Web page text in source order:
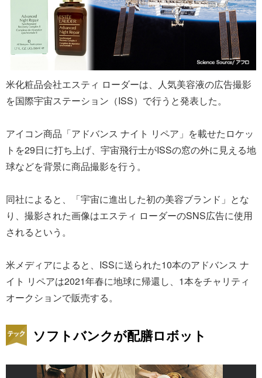
米化粧品会社エスティ ローダーは、人気美容液の広告撮影
を国際宇宙ステーション（ISS）で行うと発表した。
アイコン商品「アドバンス ナイト リペア」を載せたロケッ
トを29日に打ち上げ、宇宙飛行士がISSの窓の外に見える地
球などを背景に商品撮影を行う。
同社によると、「宇宙に進出した初の美容ブランド」とな
り、撮影された画像はエスティ ローダーのSNS広告に使用
されるという。
米メディアによると、ISSに送られた10本のアドバンス ナ
イト リペアは2021年春に地球に帰還し、1本をチャリティ
オークションで販売する。
ソフトバンクが配膳ロボット